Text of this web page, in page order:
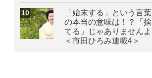
「始末する」という言葉
の本当の意味は！？「捨
てる」じゃありませんよ
＜市田ひろみ連載4＞